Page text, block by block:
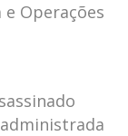
Operações